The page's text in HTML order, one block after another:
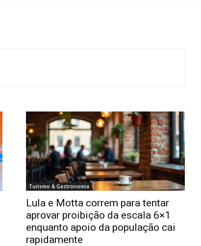
Turismo & Gastronomia
Lula e Motta correm para tentar
aprovar proibição da escala 6×1
enquanto apoio da população cai
rapidamente